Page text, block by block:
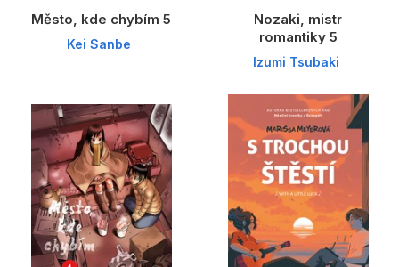
Město, kde chybím 5
Kei Sanbe
Nozaki, mistr
romantiky 5
Izumi Tsubaki